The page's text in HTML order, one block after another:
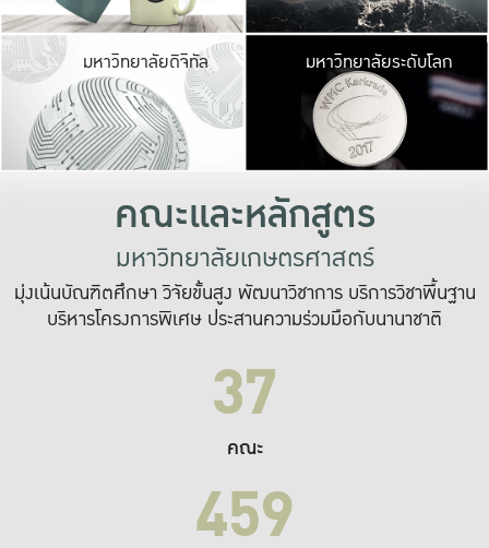
มหาวิทยาลัยดิจิทัล มหาวิ
เปลี่ยนแปลง แล
เพื่อทำง
ระบบสารสนเทศ
มหาวิทยาลัยระดับโลก
คณะและหลักสูตร
มหาวิทยาลัยเกษตรศาสตร์
มุ่งเน้นบัณฑิตศึกษา วิจัยขั้นสูง พัฒนาวิชาการ บริการวิชาพื้นฐาน
บริหารโครงการพิเศษ ประสานความร่วมมือกับนานาชาติ
37
คณะ
459